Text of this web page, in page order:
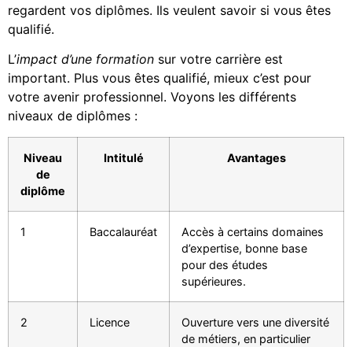
regardent vos diplômes. Ils veulent savoir si vous êtes
qualifié.
L’impact d’une formation sur votre carrière est
important. Plus vous êtes qualifié, mieux c’est pour
votre avenir professionnel. Voyons les différents
niveaux de diplômes :
Niveau
de
diplôme
Intitulé Avantages
1 Baccalauréat
Accès à certains domaines
d’expertise, bonne base
pour des études
supérieures.
2 Licence
Ouverture vers une diversité
de métiers, en particulier